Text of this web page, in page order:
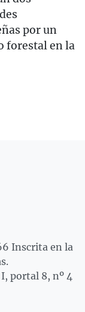
por un
forestal en la
Inscrita en la
portal 8, nº 4